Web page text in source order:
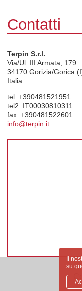
Contatti
Terpin S.r.l.
Via/Ul. III Armata, 179
34170 Gorizia/Gorica
Italia
tel: +390481521951
tel2: IT00030810311
fax: +390481522601
info@terpin.it
Il
su